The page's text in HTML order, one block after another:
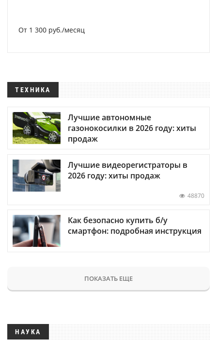
От 1 300 руб./месяц
ТЕХНИКА
Лучшие автономные
газонокосилки в 2026 году: хиты
продаж
Лучшие видеорегистраторы в
2026 году: хиты продаж
48870
Как безопасно купить б/у
смартфон: подробная инструкция
ПОКАЗАТЬ ЕЩЕ
НАУКА